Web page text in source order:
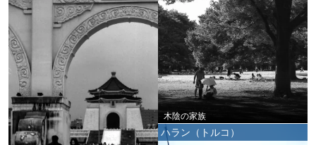
木陰の家族
ハラン（トルコ）